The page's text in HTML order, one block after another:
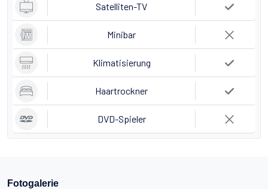
Satelliten-TV
Minibar
Klimatisierung
Haartrockner
DVD-Spieler
Fotogalerie